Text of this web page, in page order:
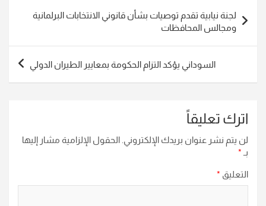
المقالات
لجنة نيابية تقدم توصيات بشأن قانوني الانتخابات البرلمانية
ومجالس المحافظات
السوداني يؤكد التزام الحكومة بمعايير الطيران الدولي
اترك تعليقاً
لن يتم نشر عنوان بريدك الإلكتروني. الحقول الإلزامية مشار إليها
بـ *
التعليق *